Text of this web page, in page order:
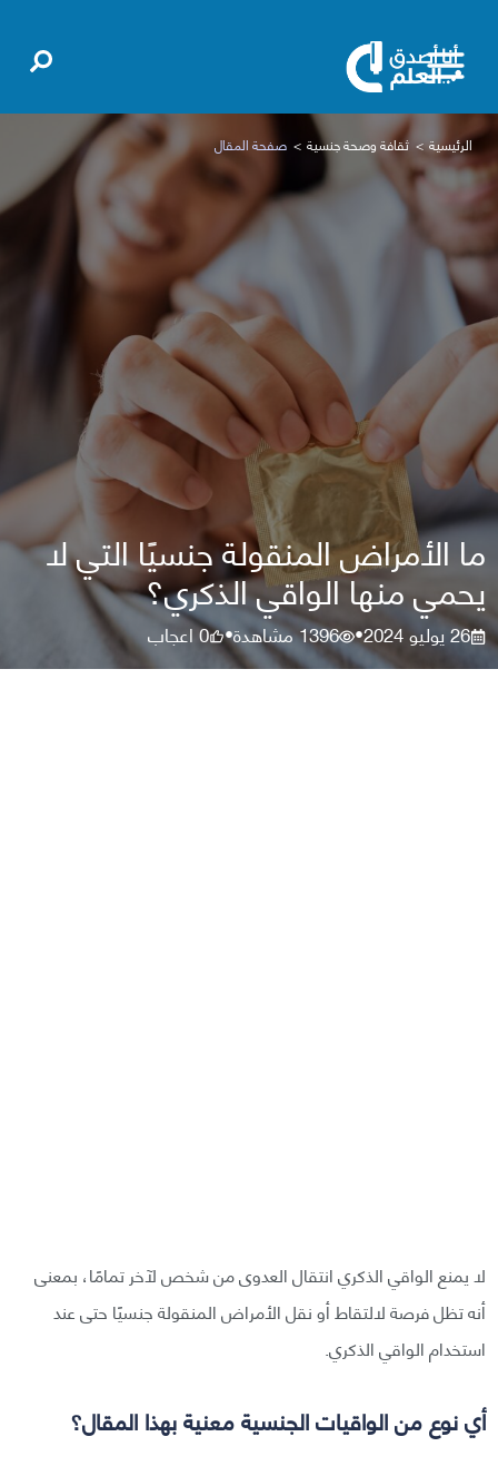
الرئيسية ثقافة وصحة جنسية صفحة المقال
ما الأمراض المنقولة جنسيًا التي لا
يحمي منها الواقي الذكري؟
26 يوليو 2024 •
1396مشاهدة•
0اعجاب
لا يمنع الواقي الذكري انتقال العدوى من شخص لآخر تمامًا، بمعنى
أنه تظل فرصة لالتقاط أو نقل الأمراض المنقولة جنسيًا حتى عند
استخدام الواقي الذكري.
أي نوع من الواقيات الجنسية معنية بهذا المقال؟